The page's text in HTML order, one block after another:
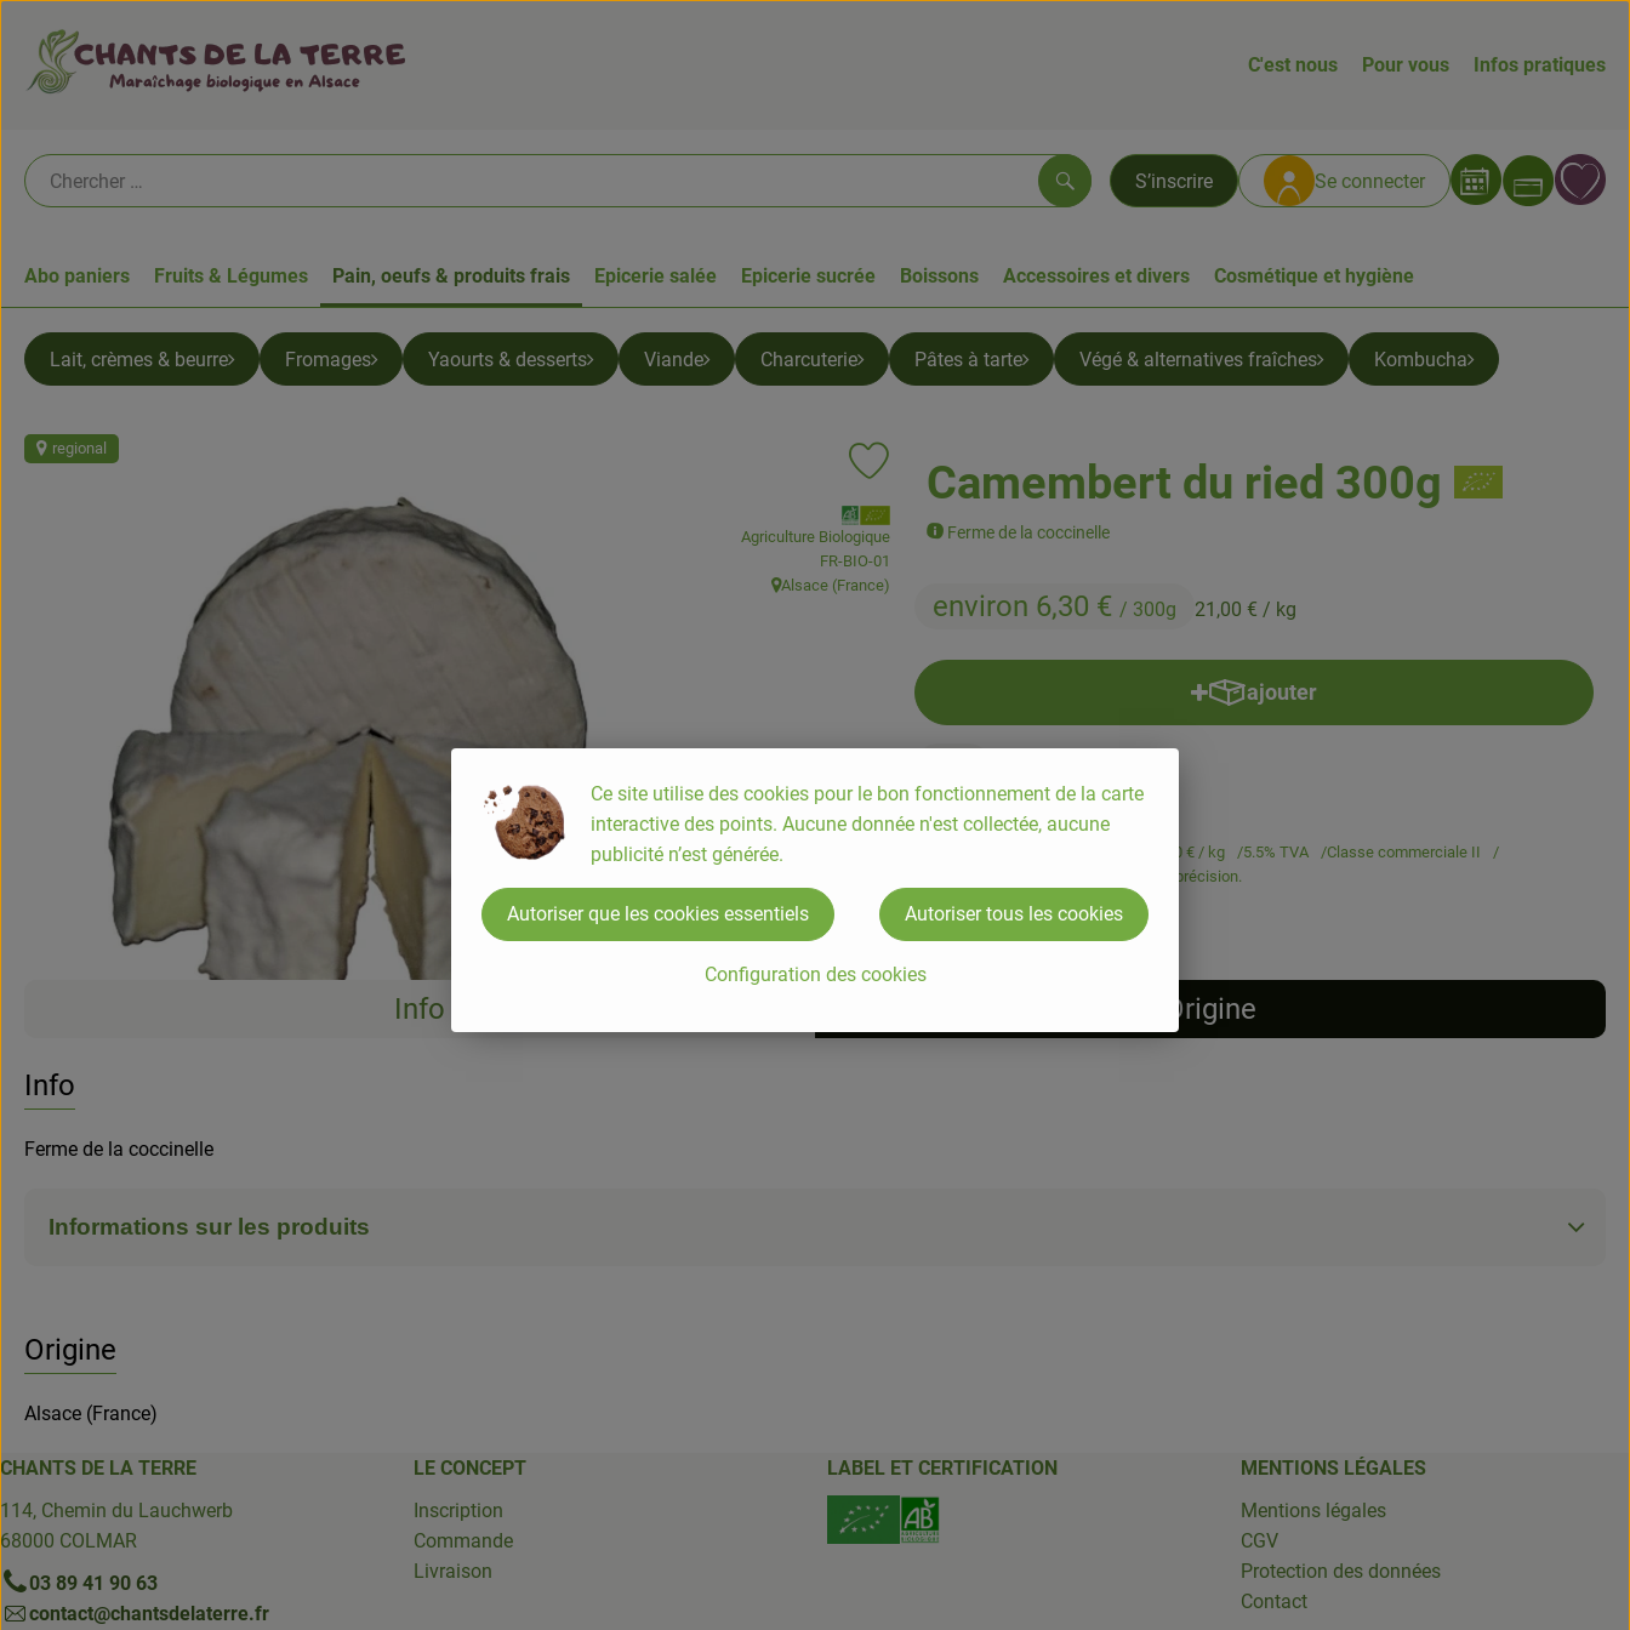
C'est nous Pour vous Infos pratiques
S’inscrire Se connecter
Rechercher
Abo paniers Fruits & Légumes Pain, oeufs & produits frais Epicerie salée Epicerie sucrée Boissons Accessoires et divers Cosmétique et hygiène
Lait, crèmes & beurre Fromages Yaourts & desserts Viande Charcuterie Pâtes à tarte Végé & alternatives fraîches Kombucha
Camembert du ried 300g
Ferme de la coccinelle
environ 6,30 € / 300g 21,00 € / kg
regional
Ajouter le produit aux favoris
, Association:
Agriculture Biologique
, Autorité de contrôle:
FR-BIO-01
, Origine:
Alsace (France)
ajouter
Ajouter le produit au panier
21,00 € / kg 5.5% TVA
Classe commerciale II
Cet article est pesé avec précision.
Info Origine
Info
Ferme de la coccinelle
Informations sur les produits
Origine
Alsace (France)
CHANTS DE LA TERRE
114, Chemin du Lauchwerb
68000 COLMAR
03 89 41 90 63
contact@chantsdelaterre.fr
LE CONCEPT
Inscription
Commande
Livraison
LABEL ET CERTIFICATION
MENTIONS LÉGALES
Mentions légales
CGV
Protection des données
Contact
Ce site utilise des cookies pour le bon fonctionnement de la carte
interactive des points. Aucune donnée n'est collectée, aucune
publicité n’est générée.
Configuration des cookies
Autoriser que les cookies essentiels Autoriser tous les cookies